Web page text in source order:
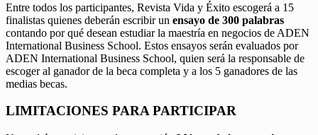
Entre todos los participantes, Revista Vida y Éxito escogerá a 15
finalistas quienes deberán escribir un ensayo de 300 palabras
contando por qué desean estudiar la maestría en negocios de ADEN
International Business School. Estos ensayos serán evaluados por
ADEN International Business School, quien será la responsable de
escoger al ganador de la beca completa y a los 5 ganadores de las
medias becas.
LIMITACIONES PARA PARTICIPAR